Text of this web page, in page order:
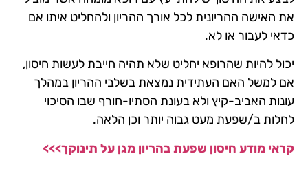
את האישה ההריונית לכל אורך ההריון ולהחליט איתו אם
כדאי לעבור או לא.
יכול להיות שהרופא יחליט שלא תהיה חייבת לעשות חיסון,
אם למשל האם העתידית נמצאת בשלבי ההריון במהלך
עונות האביב-קיץ ולא בעונת הסתיו-חורף שבו הסיכוי
לחלות ב/שפעת מעט גבוה יותר וכן הלאה.
קראי מודע חיסון שפעת בהריון מגן על תינוקך>>>